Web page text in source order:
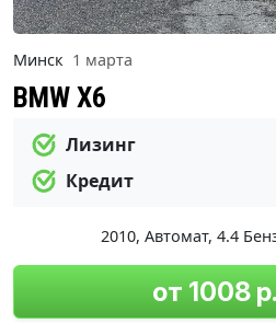
Минск 1 марта
BMW X6
Лизинг
Кредит
2010, Автомат, 4.4
от 1008